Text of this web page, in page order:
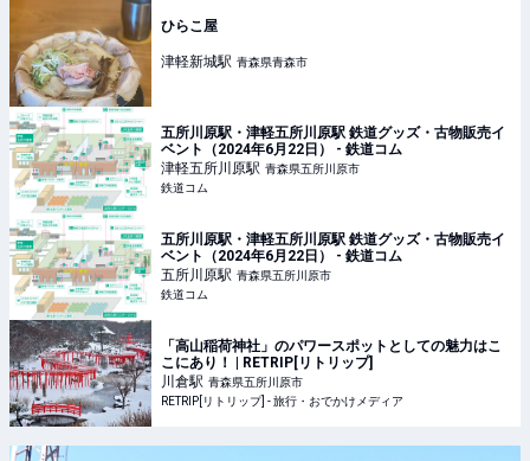
ひらこ屋
津軽新城駅 青森県青森市
五所川原駅・津軽五所川原駅 鉄道グッズ・古物販売イ
ベント（2024年6月22日） - 鉄道コム
津軽五所川原駅 青森県五所川原市
鉄道コム
五所川原駅・津軽五所川原駅 鉄道グッズ・古物販売イ
ベント（2024年6月22日） - 鉄道コム
五所川原駅 青森県五所川原市
鉄道コム
「高山稲荷神社」のパワースポットとしての魅力はこ
こにあり！ | RETRIP[リトリップ]
川倉駅 青森県五所川原市
RETRIP[リトリップ] - 旅行・おでかけメディア